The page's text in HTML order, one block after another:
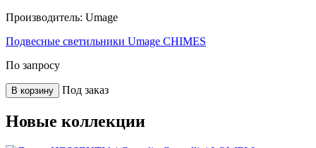
Производитель: Umage
Подвесные светильники Umage CHIMES
По запросу
В корзину Под заказ
Новые коллекции